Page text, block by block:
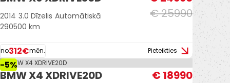
€ 25990
2014 3.0 Dīzelis Automātiskā
290500 km
no312€mēn. Pieteikties
-5%
BMW X4 XDRIVE20D
€ 18990